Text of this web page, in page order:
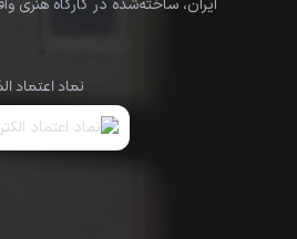
ایران، ساخته‌شده در کارگاه هنری
نماد اعتماد